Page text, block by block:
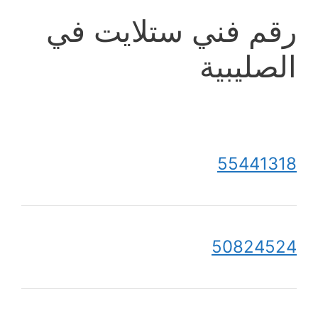
رقم فني ستلايت في
الصليبية
55441318
50824524